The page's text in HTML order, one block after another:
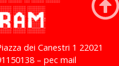
dei Canestri 1 22021
– pec mail